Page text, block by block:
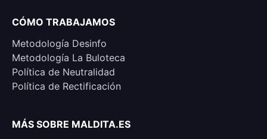
CÓMO TRABAJAMOS
Metodología Desinfo
Metodología La Buloteca
Política de Neutralidad
Política de Rectificación
MÁS SOBRE MALDITA.ES